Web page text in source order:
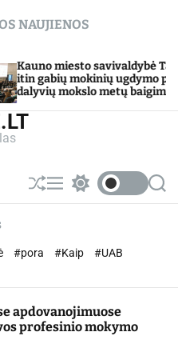
NAUJIENOS
savivaldybė Tarpdisciplininio
ugdymo programos
metų baigimo šventė
S
h
e
M
e w
h
o
r
S
e
#pora #Kaip
#UAB
apdovanojimuose
profesinio mokymo